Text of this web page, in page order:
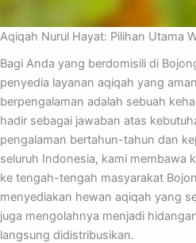
Aqiqah Nurul Hayat: Pilihan Utama
Bagi Anda yang berdomisili di
penyedia layanan aqiqah yang
berpengalaman adalah sebuah
hadir sebagai jawaban atas
pengalaman bertahun-tahun dan
seluruh Indonesia, kami membawa
ke tengah-tengah masyarakat
menyediakan hewan aqiqah yang
juga mengolahnya menjadi
langsung didistribusikan.